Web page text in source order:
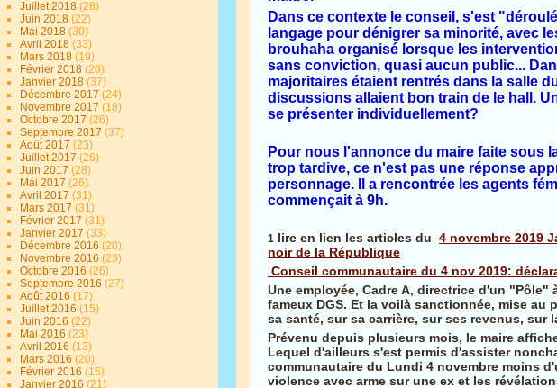
Juillet 2018(28)
Juin 2018(22)
Mai 2018(30)
Avril 2018(33)
Mars 2018(19)
Février 2018(20)
Janvier 2018(37)
Décembre 2017(24)
Novembre 2017(18)
Octobre 2017(26)
Septembre 2017(37)
Août 2017(23)
Juillet 2017(26)
Juin 2017(28)
Mai 2017(26)
Avril 2017(31)
Mars 2017(31)
Février 2017(31)
Janvier 2017(33)
Décembre 2016(20)
Novembre 2016(23)
Octobre 2016(26)
Septembre 2016(27)
Août 2016(17)
Juillet 2016(15)
Juin 2016(22)
Mai 2016(23)
Avril 2016(13)
Mars 2016(20)
Février 2016(15)
Janvier 2016(21)
Dans ce contexte le conseil, s'est
langage pour dénigrer sa minorité, avec
brouhaha organisé lorsque les
sans conviction, quasi aucun public...
majoritaires étaient rentrés dans la salle
discussions allaient bon train de le hall.
se présenter individuellement?
Pour nous l'annonce du maire faite sous
trop tardive, ce n'est pas une réponse
personnage. Il a rencontrée les agents
commençait à 9h.
1 lire en lien les articles du4 novembre 2019
noir de la République
Conseil communautaire du 4 nov 2019:
Une employée, Cadre A, directrice d'un "Pôle"
fameux DGS. Et la voilà sanctionnée, mise
sa santé, sur sa carrière, sur ses revenus,
Prévenu depuis plusieurs mois, le maire
Lequel d'ailleurs s'est permis d'assister
communautaire du Lundi 4 novembre moins
violence avec arme sur une ex et les